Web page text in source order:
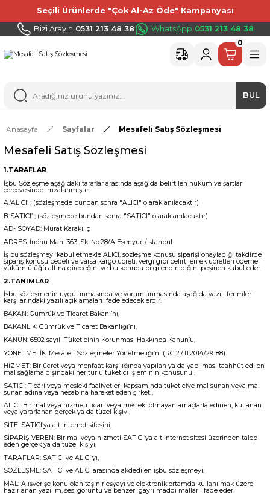
Seçili Ürünlerde "Çok Al-Az Öde" Kampanyası
Bizi Arayın 0531 213 48 38 WhatsApp 0531 213 48 38
BUL
0
Anasayfa Sayfalar Mesafeli Satış Sözleşmesi
Mesafeli Satış Sözleşmesi
1.TARAFLAR
İşbu Sözleşme aşağıdaki taraflar arasında aşağıda belirtilen hüküm ve şartlar
çerçevesinde imzalanmıştır.
A.‘ALICI’ ; (sözleşmede bundan sonra "ALICI" olarak anılacaktır)
B.‘SATICI’ ; (sözleşmede bundan sonra "SATICI" olarak anılacaktır)
AD- SOYAD: Murat Karakılıç
ADRES: İnönü Mah. 363. Sk. No:28/A Esenyurt/İstanbul
İş bu sözleşmeyi kabul etmekle ALICI, sözleşme konusu siparişi onayladığı takdirde
sipariş konusu bedeli ve varsa kargo ücreti, vergi gibi belirtilen ek ücretleri ödeme
yükümlülüğü altına gireceğini ve bu konuda bilgilendirildiğini peşinen kabul eder.
2.TANIMLAR
İşbu sözleşmenin uygulanmasında ve yorumlanmasında aşağıda yazılı terimler
karşılarındaki yazılı açıklamaları ifade edeceklerdir.
BAKAN: Gümrük ve Ticaret Bakanı’nı,
BAKANLIK: Gümrük ve Ticaret Bakanlığı’nı,
KANUN: 6502 sayılı Tüketicinin Korunması Hakkında Kanun’u,
YÖNETMELİK: Mesafeli Sözleşmeler Yönetmeliği’ni (RG:27.11.2014/29188)
HİZMET: Bir ücret veya menfaat karşılığında yapılan ya da yapılması taahhüt edilen
mal sağlama dışındaki her türlü tüketici işleminin konusunu ,
SATICI: Ticari veya mesleki faaliyetleri kapsamında tüketiciye mal sunan veya mal
sunan adına veya hesabına hareket eden şirketi,
ALICI: Bir mal veya hizmeti ticari veya mesleki olmayan amaçlarla edinen, kullanan
veya yararlanan gerçek ya da tüzel kişiyi,
SİTE: SATICI’ya ait internet sitesini,
SİPARİŞ VEREN: Bir mal veya hizmeti SATICI’ya ait internet sitesi üzerinden talep
eden gerçek ya da tüzel kişiyi,
TARAFLAR: SATICI ve ALICI’yı,
SÖZLEŞME: SATICI ve ALICI arasında akdedilen işbu sözleşmeyi,
MAL: Alışverişe konu olan taşınır eşyayı ve elektronik ortamda kullanılmak üzere
hazırlanan yazılım, ses, görüntü ve benzeri gayri maddi malları ifade eder.